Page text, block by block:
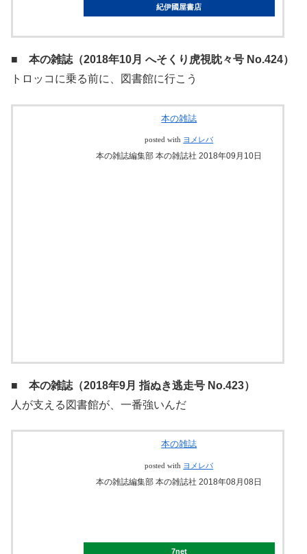
紀伊國屋書店
■ 本の雑誌（2018年10月 へそくり虎視眈々号 No.424）
トロッコに乗る前に、図書館に行こう
本の雑誌
posted with ヨメレバ
本の雑誌編集部 本の雑誌社 2018年09月10日
人が支える図書館が、一番強いんだ
本の雑誌